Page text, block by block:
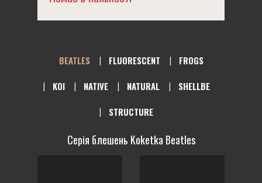
BEATLES FLUORESCENT
FROGS
KOI
NATIVE NATURAL
SHELLBE
STRUCTURE
Серія блешень Koketka Beatles